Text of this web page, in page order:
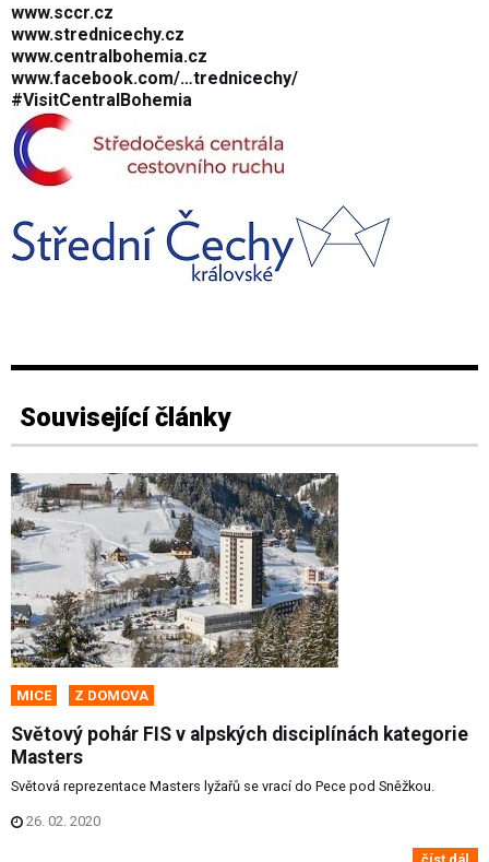
www.sccr.cz
www.strednicechy.cz
www.centralbohemia.cz
www.facebook.com/…trednicechy/
#VisitCentral­Bohemia
Související články
MICE Z DOMOVA
Světový pohár FIS v alpských disciplínách kategorie
Masters
Světová reprezentace Masters lyžařů se vrací do Pece pod Sněžkou.
26. 02. 2020